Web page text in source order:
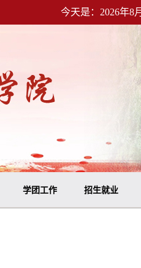
今天是：2026年8
学团工作 招生就业